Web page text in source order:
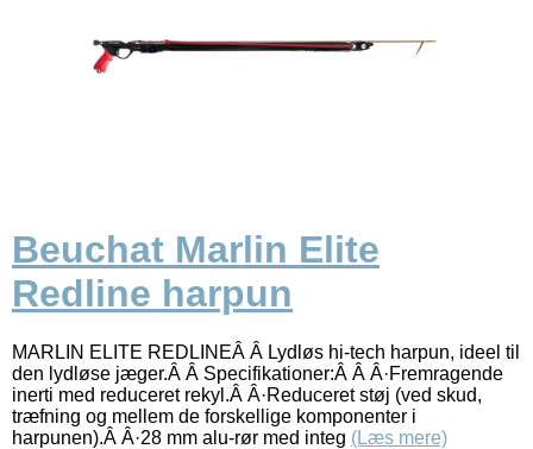
Beuchat Marlin Elite
Redline harpun
MARLIN ELITE REDLINEÂ Â Lydløs hi-tech harpun, ideel til
den lydløse jæger.Â Â Specifikationer:Â Â Â·Fremragende
inerti med reduceret rekyl.Â Â·Reduceret støj (ved skud,
træfning og mellem de forskellige komponenter i
harpunen).Â Â·28 mm alu-rør med integ (Læs mere)